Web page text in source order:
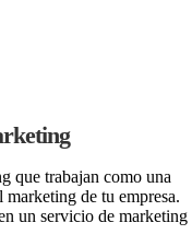
que trabajan como una
marketing de tu empresa.
un servicio de marketing